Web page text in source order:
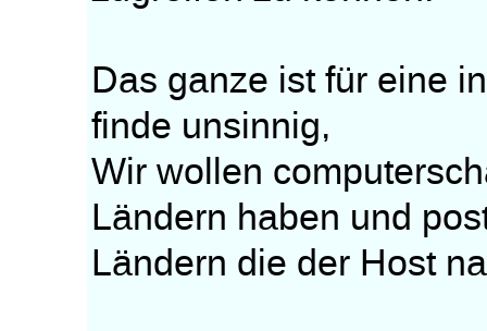
Das ganze ist für eine
finde unsinnig,
Wir wollen
Ländern haben und
Ländern die der Host